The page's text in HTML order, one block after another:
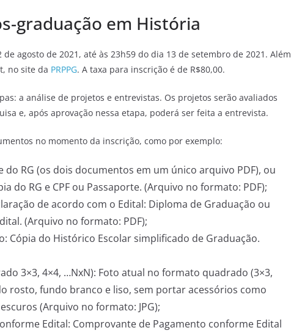
graduação em História
agosto de 2021, até às 23h59 do dia 13 de setembro de 2021. Além
no site da PRPPG. A taxa para inscrição é de R$80,00.
a análise de projetos e entrevistas. Os projetos serão avaliados
e, após aprovação nessa etapa, poderá ser feita a entrevista.
no momento da inscrição, como por exemplo:
do RG (os dois documentos em um único arquivo PDF), ou
do RG e CPF ou Passaporte. (Arquivo no formato: PDF);
de acordo com o Edital: Diploma de Graduação ou
(Arquivo no formato: PDF);
Cópia do Histórico Escolar simplificado de Graduação.
3×3, 4×4, …NxN): Foto atual no formato quadrado (3×3,
rosto, fundo branco e liso, sem portar acessórios como
(Arquivo no formato: JPG);
Edital: Comprovante de Pagamento conforme Edital